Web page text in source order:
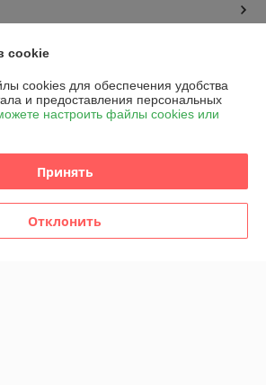
cookies
cookie
cookies для обеспечения удобства
и предоставления персональных
настроить файлы cookies или
Принять
Отклонить